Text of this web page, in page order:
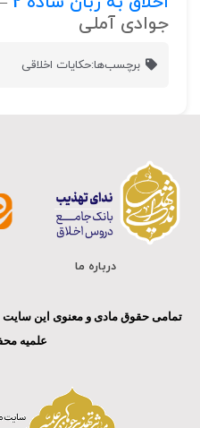
جوادی آملی
برچسب‌ها:حکایات اخلاقی
درباره ما
تمامی حقوق مادی و معنوی این سایت
علمیه